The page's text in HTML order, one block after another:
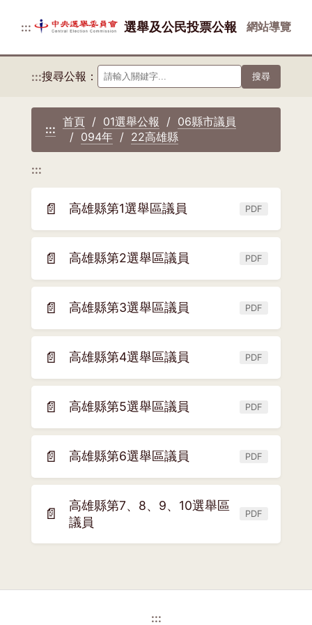
::: 選舉及公民投票公報 網站導覽
:::搜尋公報： 搜尋
:::
首頁 01選舉公報
06縣市議員
094年
22高雄縣
:::
📄 高雄縣第1選舉區議員 PDF
(另
開
新
視
窗)
📄 高雄縣第2選舉區議員 PDF
(另
開
新
視
窗)
📄 高雄縣第3選舉區議員 PDF
(另
開
新
視
窗)
📄 高雄縣第4選舉區議員 PDF
(另
開
新
視
窗)
📄 高雄縣第5選舉區議員 PDF
(另
開
新
視
窗)
📄 高雄縣第6選舉區議員 PDF
(另
開
視
📄
高雄縣第7、8、9、10選舉區
議員
PDF
(另
窗)
:::